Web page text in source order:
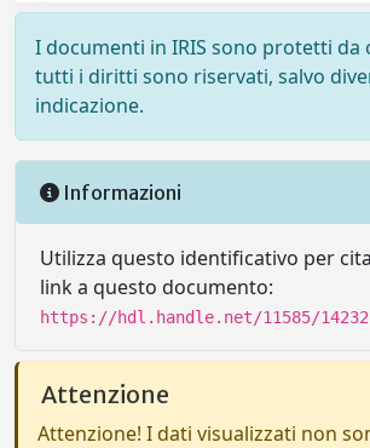
I documenti in IRIS sono protetti da
tutti i diritti sono riservati, salvo
indicazione.
Informazioni
Utilizza questo identificativo per
link a questo documento:
https://hdl.handle.net/11585/14232
Attenzione
Attenzione! I dati visualizzati non